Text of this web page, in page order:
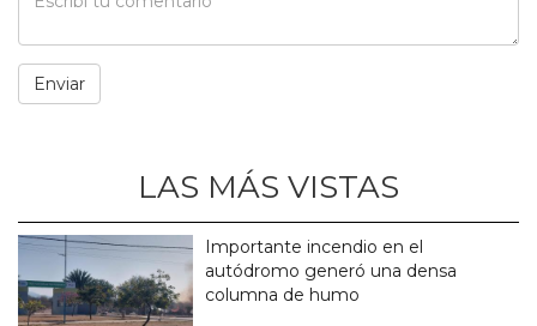
LAS MÁS VISTAS
Importante incendio en el
autódromo generó una densa
columna de humo